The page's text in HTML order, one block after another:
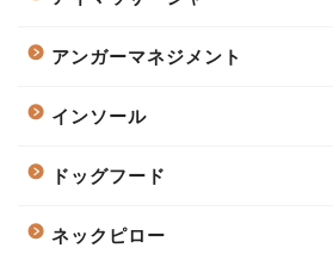
アンガーマネジメント
インソール
ドッグフード
ネックピロー